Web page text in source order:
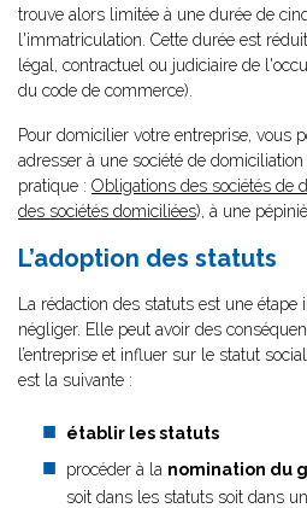
trouve alors limitée à une durée de
l'immatriculation. Cette durée est
légal, contractuel ou judiciaire de
du code de commerce).
Pour domicilier votre entreprise, vous
adresser à une société de
pratique : Obligations des sociétés de
des sociétés domiciliées), à une
L’adoption des statuts
La rédaction des statuts est une
négliger. Elle peut avoir des
l’entreprise et influer sur le statut
est la suivante :
établir les statuts
procéder à la nomination du
soit dans les statuts soit dans